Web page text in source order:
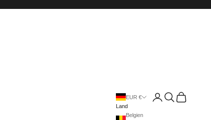
EUR €
Land
Belgien
AnmeldenSuchenWarenkorb